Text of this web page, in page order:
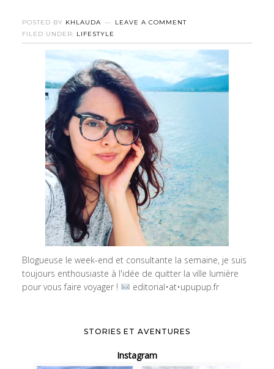
POSTED BY KHLAUDA
LEAVE A COMMENT
FILED UNDER: LIFESTYLE
Blogueuse le week-end et consultante la semaine, je suis
toujours enthousiaste à l'idée de quitter la ville lumière
pour vous faire voyager !
editorial•at•upupup.fr
STORIES ET AVENTURES
Instagram